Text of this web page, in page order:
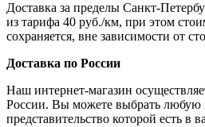
Доставка за пределы Санкт-
из тарифа 40 руб./км, при этом
сохраняется, вне зависимости от
Доставка по России
Наш интернет-магазин
России. Вы можете выбрать любую
представительство которой есть в